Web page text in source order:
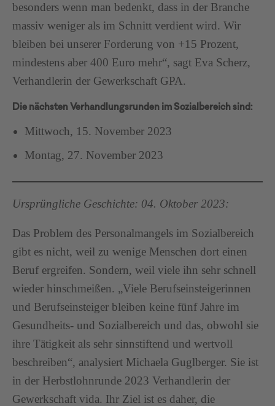
besonders wenn man bedenkt, dass in der Branche
massiv weniger als im Schnitt verdient wird. Wir
bleiben bei unserer Forderung von +15 Prozent,
mindestens aber 400 Euro mehr“, sagt Eva Scherz,
Verhandlerin der Gewerkschaft GPA.
Die nächsten Verhandlungsrunden im Sozialbereich sind:
Mittwoch, 15. November 2023
Montag, 27. November 2023
Ursprüngliche Geschichte: 04. Oktober 2023:
Das Problem des Personalmangels im Sozialbereich
gibt es nicht, weil zu wenige Menschen dort einen
Beruf ergreifen. Sondern, weil viele ihn sehr schnell
wieder hinschmeißen. „Viele Berufseinsteigerinnen
und Berufseinsteiger bleiben keine fünf Jahre im
Gesundheits- und Sozialbereich und das, obwohl sie
ihre Tätigkeit als sehr sinnstiftend und wertvoll
beschreiben“, analysiert Michaela Guglberger. Sie ist
in der Herbstlohnrunde 2023 Verhandlerin der
Gewerkschaft vida. Ihr Ziel ist es daher, die